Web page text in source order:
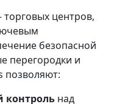
центров,
безопасной
перегородки и
позволяют:
контроль над